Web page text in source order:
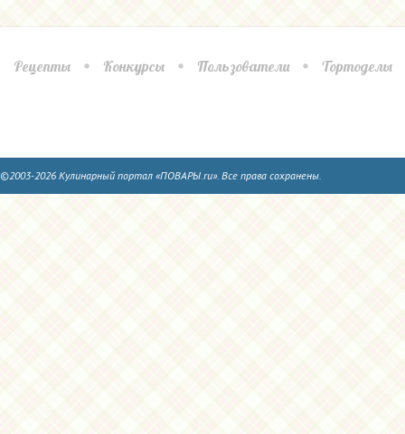
Рецепты Конкурсы Пользователи Тортоделы
©2003-2026 Кулинарный портал «ПОВАРЫ.ru». Все права сохранены.